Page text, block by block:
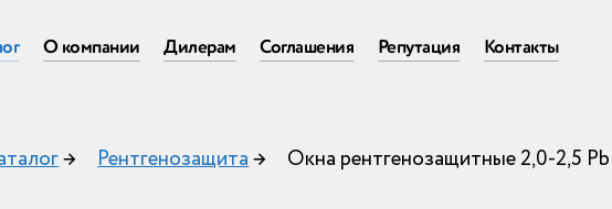
О компании Дилерам Соглашения Репутация Контакты
→ Рентгенозащита→ Окна рентгенозащитные 2,0-2,5 Pb